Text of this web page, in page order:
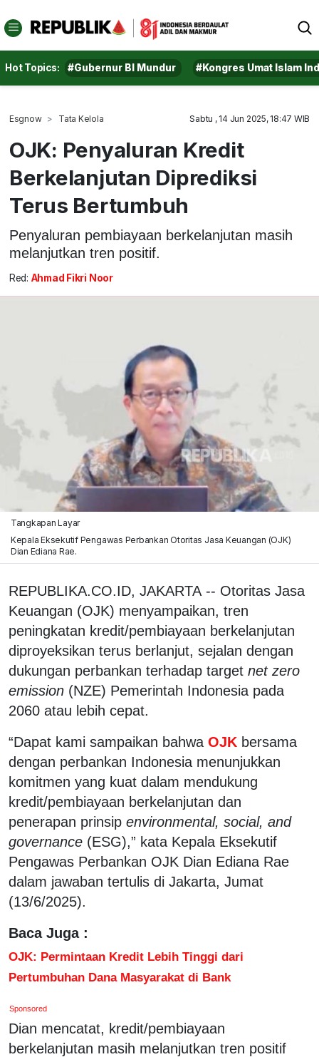
Hot Topics: #Gubernur BI Mundur #Kongres Umat Islam
Esgnow Tata Kelola Sabtu , 14 Jun 2025, 18:47 WIB
OJK: Penyaluran Kredit
Berkelanjutan Diprediksi
Terus Bertumbuh
Penyaluran pembiayaan berkelanjutan masih
melanjutkan tren positif.
Red: Ahmad Fikri Noor
Tangkapan Layar
Kepala Eksekutif Pengawas Perbankan Otoritas Jasa Keuangan (OJK)
Dian Ediana Rae.
REPUBLIKA.CO.ID, JAKARTA -- Otoritas Jasa
Keuangan (OJK) menyampaikan, tren
peningkatan kredit/pembiayaan berkelanjutan
diproyeksikan terus berlanjut, sejalan dengan
dukungan perbankan terhadap target net zero
emission (NZE) Pemerintah Indonesia pada
2060 atau lebih cepat.
“Dapat kami sampaikan bahwa OJK bersama
dengan perbankan Indonesia menunjukkan
komitmen yang kuat dalam mendukung
kredit/pembiayaan berkelanjutan dan
penerapan prinsip environmental, social, and
governance (ESG),” kata Kepala Eksekutif
Pengawas Perbankan OJK Dian Ediana Rae
dalam jawaban tertulis di Jakarta, Jumat
(13/6/2025).
Baca Juga :
OJK: Permintaan Kredit Lebih Tinggi dari
Pertumbuhan Dana Masyarakat di Bank
Sponsored
Dian mencatat, kredit/pembiayaan
berkelanjutan masih melanjutkan tren positif